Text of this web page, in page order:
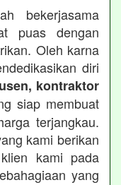
bekerjasama
puas dengan
Oleh karna
diri
kontraktor
siap membuat
terjangkau.
kami berikan
kami pada
yang